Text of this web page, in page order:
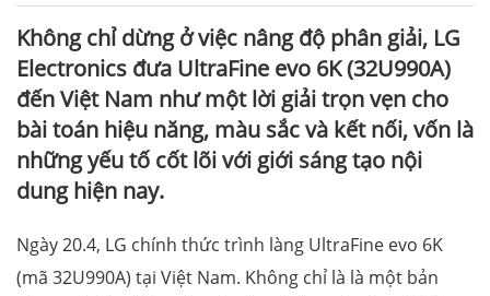
Không chỉ dừng ở việc nâng độ phân giải, LG
Electronics đưa UltraFine evo 6K (32U990A)
đến Việt Nam như một lời giải trọn vẹn cho
bài toán hiệu năng, màu sắc và kết nối, vốn là
những yếu tố cốt lõi với giới sáng tạo nội
dung hiện nay.
Ngày 20.4, LG chính thức trình làng UltraFine evo 6K
(mã 32U990A) tại Việt Nam. Không chỉ là là một bản